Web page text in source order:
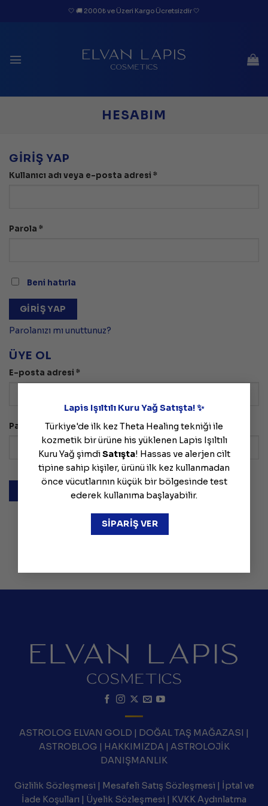
Lapis Işıltılı Kuru Yağ Satışta! ✨
Türkiye'de ilk kez Theta Healing tekniği ile
kozmetik bir ürüne his yüklenen Lapis Işıltılı
Kuru Yağ şimdiSatışta! Hassas ve alerjen cilt
tipine sahip kişiler, ürünü ilk kez kullanmadan
önce vücutlarının küçük bir bölgesinde test
ederek kullanıma başlayabilir.
SİPARİŞ VER
🤍 🚚 2000₺ ve Üzeri Kargo Ücretsizdir 🤍
HESABIM
GIRIŞ YAP
Kullanıcı adı veya e-posta adresi *Gerekli
Parola *Gerekli
Beni hatırla
GIRIŞ YAP
Parolanızı mı unuttunuz?
ÜYE OL
E-posta adresi *Gerekli
Parola Gerekli
ASTROLOG ELVAN GOLD | DOĞAL TAŞ MAĞAZASI |
ASTROBLOG | HAKKIMIZDA| ASTROLOJİK
DANIŞMANLIK
Gizlilik Sözleşmesi | Mesafeli Satış Sözleşmesi | İptal ve
İade Koşulları | Üyelik Sözleşmesi | KVKK Aydınlatma